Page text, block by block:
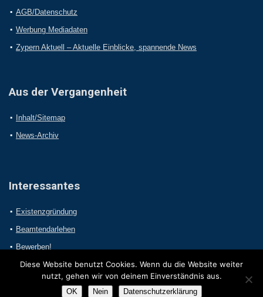
AGB/Datenschutz
Werbung Mediadaten
Zypern Aktuell – Aktuelle Einblicke, spannende News
Aus der Vergangenheit
Inhalt/Sitemap
News-Archiv
Interessantes
Existenzgründung
Beamtendarlehen
Bewerben!
2017 Online-Presseportal.com. Alle Rechte vorbehalten.
Diese Website benutzt Cookies. Wenn du die Website weiter
nutzt, gehen wir von deinem Einverständnis aus.
OK Nein Datenschutzerklärung